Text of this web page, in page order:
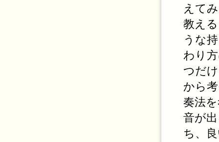
えて
教え
うな
わり
つだ
から
奏法
音が
ち、